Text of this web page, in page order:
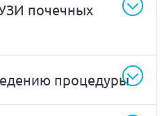
почечных
процедуры